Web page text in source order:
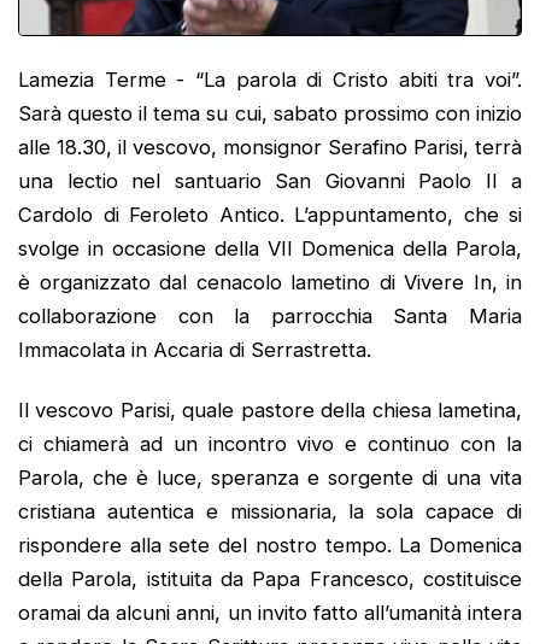
Lamezia Terme - “La parola di Cristo abiti tra voi”.
Sarà questo il tema su cui, sabato prossimo con inizio
alle 18.30, il vescovo, monsignor Serafino Parisi, terrà
una lectio nel santuario San Giovanni Paolo II a
Cardolo di Feroleto Antico. L’appuntamento, che si
svolge in occasione della VII Domenica della Parola,
è organizzato dal cenacolo lametino di Vivere In, in
collaborazione con la parrocchia Santa Maria
Immacolata in Accaria di Serrastretta.
Il vescovo Parisi, quale pastore della chiesa lametina,
ci chiamerà ad un incontro vivo e continuo con la
Parola, che è luce, speranza e sorgente di una vita
cristiana autentica e missionaria, la sola capace di
rispondere alla sete del nostro tempo. La Domenica
della Parola, istituita da Papa Francesco, costituisce
oramai da alcuni anni, un invito fatto all’umanità intera